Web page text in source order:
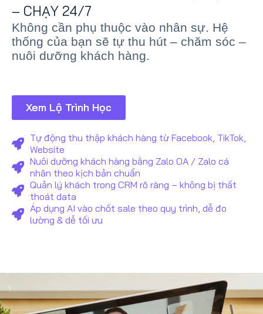
– CHẠY 24/7
Không cần phụ thuộc vào nhân sự. Hệ
thống của bạn sẽ tự thu hút – chăm sóc –
nuôi dưỡng khách hàng.
Xem Lộ Trình Học
Tự động thu thập khách hàng từ Facebook, TikTok,
Website
Nuôi dưỡng khách hàng bằng Zalo OA / Zalo cá
nhân theo kịch bản chuẩn
Quản lý khách trong CRM rõ ràng – không bị thất
thoát data
Áp dụng AI vào chốt sale theo quy trình, dễ đo
lường & dễ tối ưu